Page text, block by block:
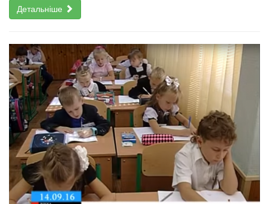
Детальніше